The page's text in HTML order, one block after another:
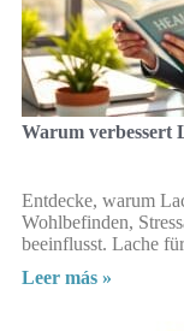
Warum verbessert
Entdecke, warum
Wohlbefinden,
beeinflusst. Lache
Leer más »